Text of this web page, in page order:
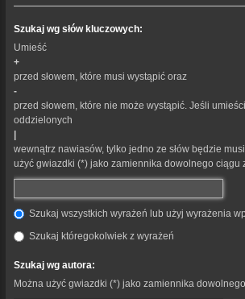
Szukaj wg słów kluczowych:
Umieść
+
przed słowem, które musi wystąpić oraz
-
przed słowem, które nie może wystąpić. Jeśli
oddzielonych
wewnątrz nawiasów, tylko jedno ze słów będzie
użyć gwiazdki (*) jako zamiennika dowolnego ciągu
Szukaj wszystkich wyrażeń lub użyj wyrażenia
Szukaj któregokolwiek z wyrażeń
Szukaj wg autora:
Można użyć gwiazdki (*) jako zamiennika